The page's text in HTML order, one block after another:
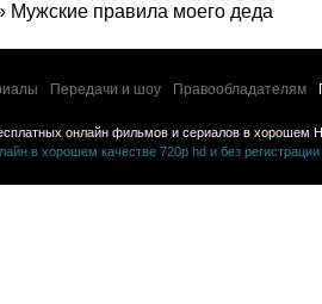
Мужские правила моего деда
Передачи и шоу Правообладателям
онлайн фильмов и сериалов в хорошем
в хорошем качестве 720p hd и без